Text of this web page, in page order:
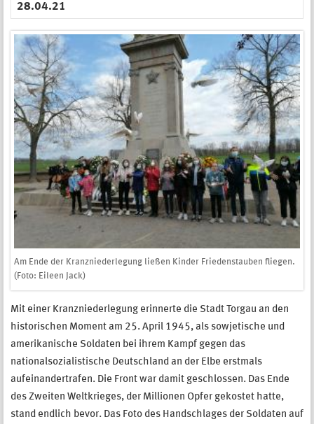
28.04.21
Am Ende der Kranzniederlegung ließen Kinder Friedenstauben fliegen.
(Foto: Eileen Jack)
Mit einer Kranzniederlegung erinnerte die Stadt Torgau an den
historischen Moment am 25. April 1945, als sowjetische und
amerikanische Soldaten bei ihrem Kampf gegen das
nationalsozialistische Deutschland an der Elbe erstmals
aufeinandertrafen. Die Front war damit geschlossen. Das Ende
des Zweiten Weltkrieges, der Millionen Opfer gekostet hatte,
stand endlich bevor. Das Foto des Handschlages der Soldaten auf